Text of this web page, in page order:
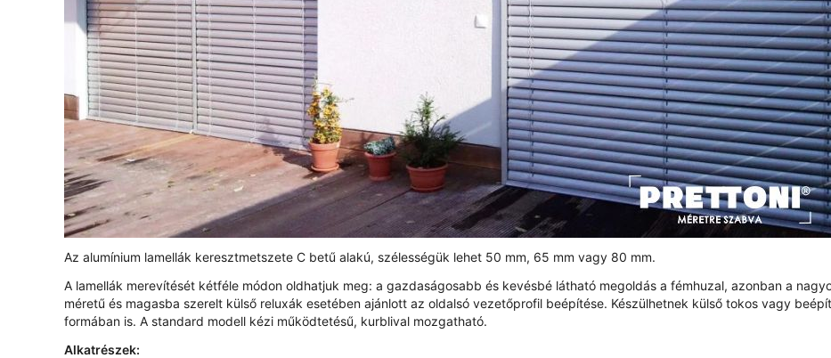
Az alumínium lamellák keresztmetszete C betű alakú, szélességük lehet 50 mm, 65 mm vagy 80 mm.
A lamellák merevítését kétféle módon oldhatjuk meg: a gazdaságosabb és kevésbé látható megoldás a fémhuzal, azonban a
méretű és magasba szerelt külső reluxák esetében ajánlott az oldalsó vezetőprofil beépítése. Készülhetnek külső tokos vagy
formában is. A standard modell kézi működtetésű, kurblival mozgatható.
Alkatrészek: